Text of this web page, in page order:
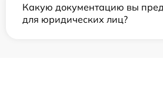
Какую документацию вы
для юридических лиц?